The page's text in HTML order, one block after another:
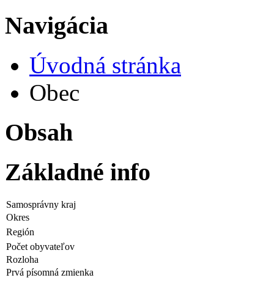
Navigácia
Úvodná stránka
Obec
Obsah
Základné info
Samosprávny kraj
Okres
Región
Počet obyvateľov
Rozloha
Prvá písomná zmienka